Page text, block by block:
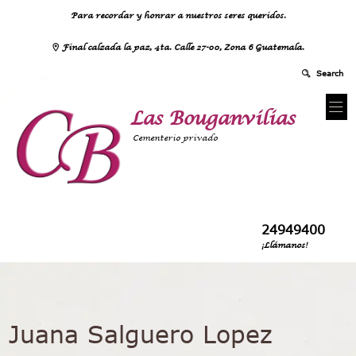
Para recordar y honrar a nuestros seres queridos.
Final calzada la paz, 4ta. Calle 27-00, Zona 6 Guatemala.
Las Bouganvilias
Cementerio privado
24949400
¡Llámanos!
Juana Salguero Lopez